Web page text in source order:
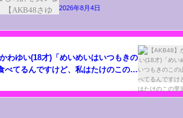
2026年8月4日
わゆい(18才)「めいめいはいつもきの
べてるんですけど、私はたけのこの里